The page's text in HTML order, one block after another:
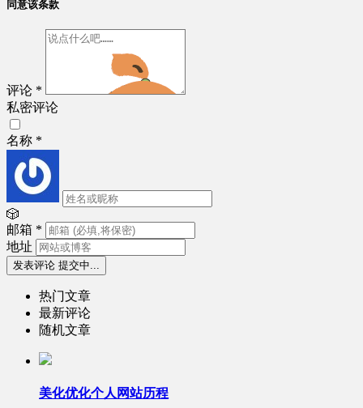
同意该条款
评论 *
私密评论
名称 *
🎲
邮箱 *
地址
发表评论 提交中...
热门文章
最新评论
随机文章
美化优化个人网站历程